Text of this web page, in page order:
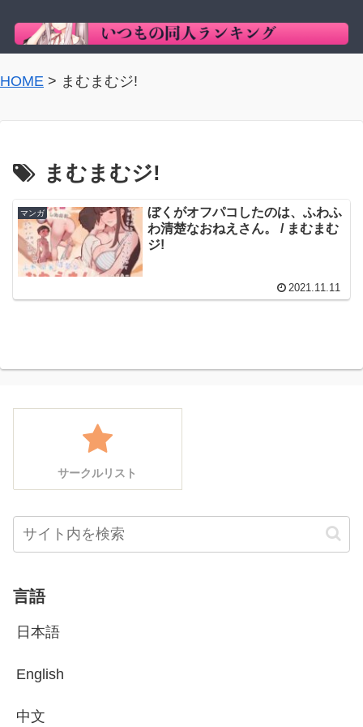
HOME > まむまむジ!
まむまむジ!
マンガ
ぼくがオフパコしたのは、ふわふ
わ清楚なおねえさん。 / まむまむ
ジ!
2021.11.11
サークルリスト
言語
日本語
English
中文